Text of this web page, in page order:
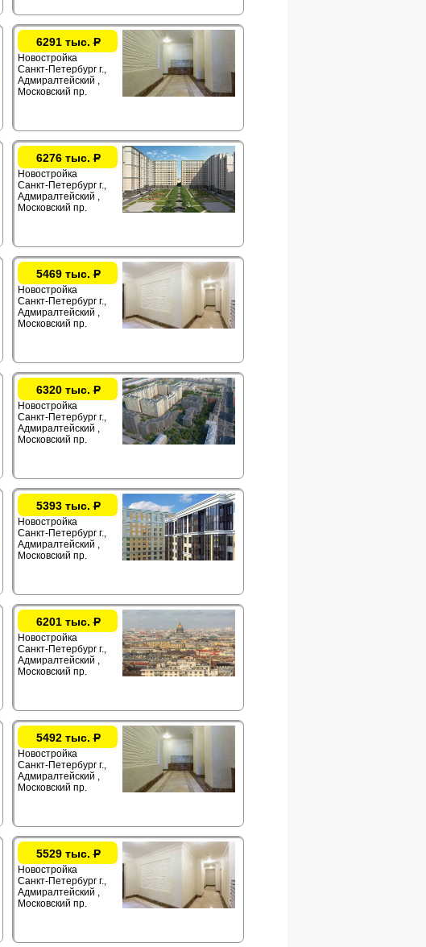
6291 тыс.Р
Новостройка
Санкт-Петербург г.,
Адмиралтейский ,
Московский пр.
6276 тыс.Р
Новостройка
Санкт-Петербург г.,
Адмиралтейский ,
Московский пр.
5469 тыс.Р
Новостройка
Санкт-Петербург г.,
Адмиралтейский ,
Московский пр.
6320 тыс.Р
Новостройка
Санкт-Петербург г.,
Адмиралтейский ,
Московский пр.
5393 тыс.Р
Новостройка
Санкт-Петербург г.,
Адмиралтейский ,
Московский пр.
6201 тыс.Р
Новостройка
Санкт-Петербург г.,
Адмиралтейский ,
Московский пр.
5492 тыс.Р
Новостройка
Санкт-Петербург г.,
Адмиралтейский ,
Московский пр.
5529 тыс.Р
Новостройка
Санкт-Петербург г.,
Адмиралтейский ,
Московский пр.